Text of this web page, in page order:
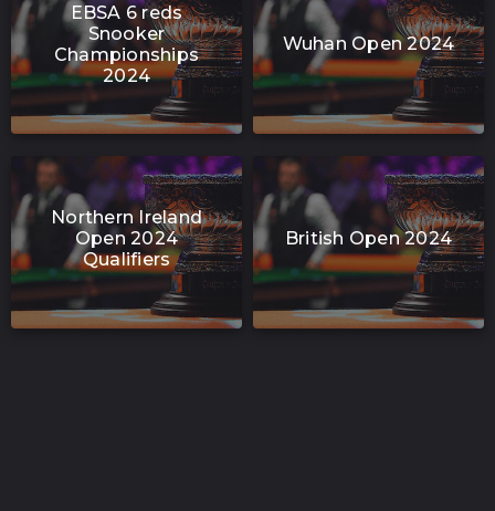
EBSA 6 reds
Snooker
Championships
2024
Wuhan Open 2024
Northern Ireland
Open 2024
Qualifiers
British Open 2024